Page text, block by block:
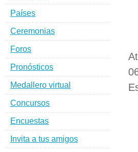
Países
Ceremonias
Foros
Pronósticos
Medallero virtual
Concursos
Encuestas
Invita a tus amigos